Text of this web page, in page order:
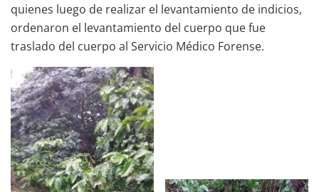
quienes luego de realizar el levantamiento de indicios,
ordenaron el levantamiento del cuerpo que fue
traslado del cuerpo al Servicio Médico Forense.